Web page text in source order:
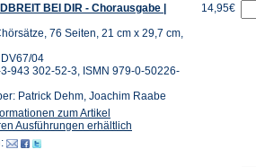
BEI DIR - Chorausgabe |
76 Seiten, 21 cm x 29,7 cm,
04
943 302-52-3, ISMN 979-0-50226-
Patrick Dehm, Joachim Raabe
zum Artikel
Ausführungen erhältlich
14,95€